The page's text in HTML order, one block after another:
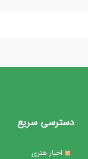
دسترسی سریع
اخبار هنری